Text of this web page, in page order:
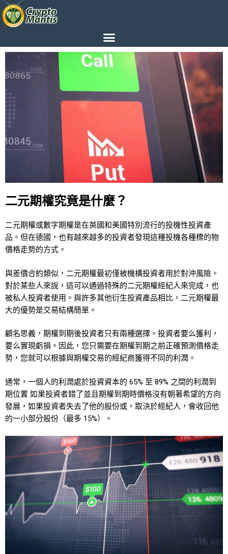
二元期權究竟是什麼？
二元期權或數字期權是在英國和美國特別流行的投機性投資產
品。但在德國，也有越來越多的投資者發現這種投機各種標的物
價格走勢的方式。
與差價合約類似，二元期權最初僅被機構投資者用於對沖風險。
對於某些人來說，這可以通過特殊的二元期權經紀人來完成，也
被私人投資者使用。與許多其他衍生投資產品相比，二元期權最
大的優勢是交易結構簡單。
顧名思義，期權到期後投資者只有兩種選擇。投資者要么獲利，
要么實現虧損。因此，您只需要在期權到期之前正確預測價格走
勢，您就可以根據與期權交易的經紀商獲得不同的利潤。
通常，一個人的利潤處於投資資本的 65% 至 89% 之間的利潤到
期位置 如果投資者錯了並且期權到期時價格沒有朝著希望的方向
發展，如果投資者失去了他的股份或，取決於經紀人，會收回他
的一小部分股份（最多 15%）。